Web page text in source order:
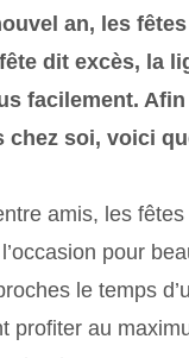
an, les
dit excès, la
facilement.
chez soi, voici
amis, les fêtes
pour
le temps
profiter au